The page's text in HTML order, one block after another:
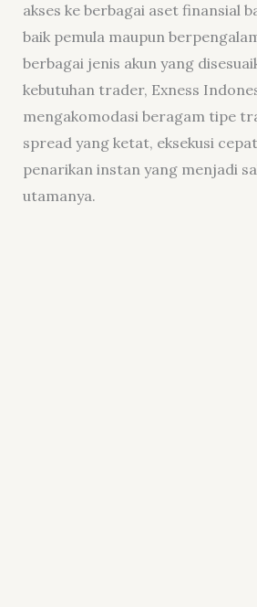
akses ke berbagai aset finansial
baik pemula maupun
berbagai jenis akun yang
kebutuhan trader, Exness
mengakomodasi beragam tipe
spread yang ketat, eksekusi
penarikan instan yang menjadi
utamanya.